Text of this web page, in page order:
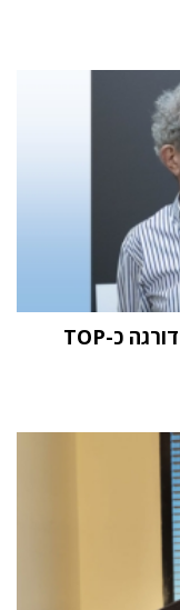
מחקר STKI השנתי: וואן טכנולוגיות דורגה כ-TOP